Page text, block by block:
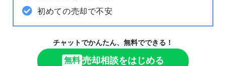
初めての売却で不安
チャットでかんたん、無料でできる！
無料 売却相談をはじめる